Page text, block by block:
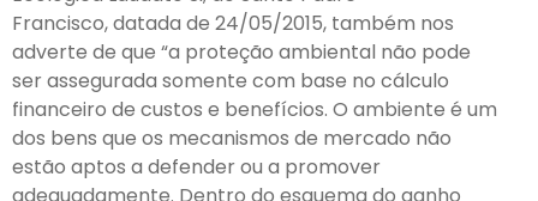
Francisco, datada de 24/05/2015, também nos
adverte de que “a proteção ambiental não pode
ser assegurada somente com base no cálculo
financeiro de custos e benefícios. O ambiente é um
dos bens que os mecanismos de mercado não
estão aptos a defender ou a promover